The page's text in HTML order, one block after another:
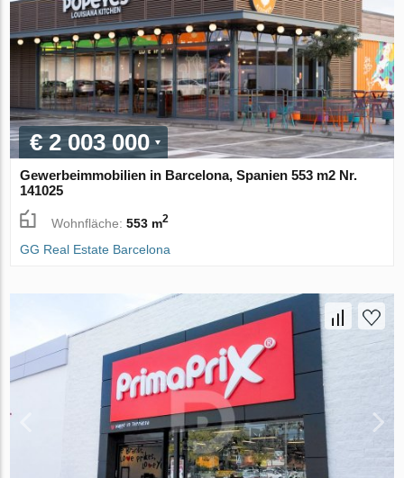
€ 2 003 000
Gewerbeimmobilien in Barcelona, Spanien 553 m2 Nr.
141025
Wohnfläche:553 m2
GG Real Estate Barcelona